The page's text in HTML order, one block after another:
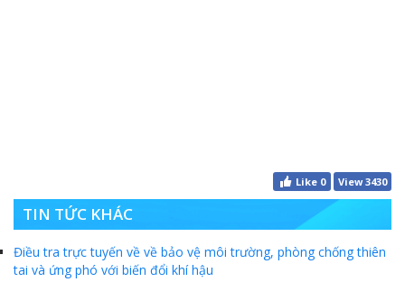
Like 0 View 3430
TIN TỨC KHÁC
Điều tra trực tuyến về về bảo vệ môi trường, phòng chống thiên
tai và ứng phó với biến đổi khí hậu